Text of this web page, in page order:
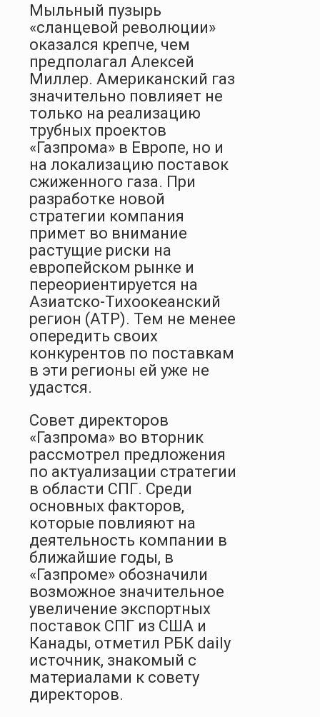
Мыльный пузырь
«сланцевой революции»
оказался крепче, чем
предполагал Алексей
Миллер. Американский газ
значительно повлияет не
только на реализацию
трубных проектов
«Газпрома» в Европе, но и
на локализацию поставок
сжиженного газа. При
разработке новой
стратегии компания
примет во внимание
растущие риски на
европейском рынке и
переориентируется на
Азиатско-Тихооке­анский
регион (АТР). Тем не менее
опередить своих
конкурентов по поставкам
в эти регионы ей уже не
удастся.
Совет директоров
«Газпрома» во вторник
рассмотрел предложения
по актуализации стратегии
в области СПГ. Среди
основных факторов,
которые повлияют на
деятельность компании в
ближайшие годы, в
«Газпроме» обозначили
возможное значительное
увеличение экспортных
поставок СПГ из США и
Канады, отметил РБК daily
источник, знакомый с
материалами к совету
директоров.